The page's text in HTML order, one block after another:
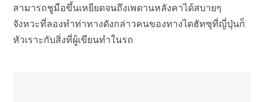
สามารถชูมือขึ้นเหยียดจนถึงเพดานหลังคาได้สบายๆ
จังหวะที่ลองทำท่าทางดังกล่าวคนของทางไดฮัทซุที่ญี่ปุ่นก็
หัวเราะกับสิ่งที่ผู้เขียนทำในรถ